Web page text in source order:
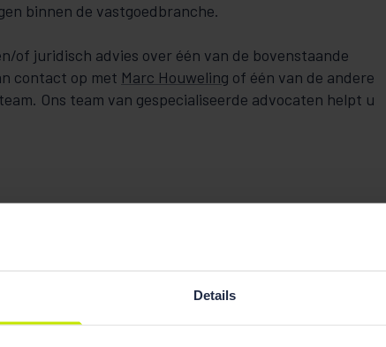
Details
binnen de vastgoedbranche.
of juridisch advies over één van de bovenstaande
contact op met Marc Houweling of één van de andere
Ons team van gespecialiseerde advocaten helpt u